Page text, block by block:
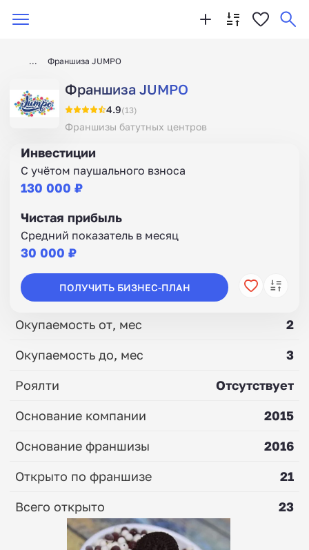
Франшиза JUMPO
Франшиза JUMPO
4.9(13)
Франшизы батутных центров
Инвестиции
С учётом паушального взноса
130 000 ₽
Чистая прибыль
Средний показатель в месяц
30 000 ₽
ПОЛУЧИТЬ БИЗНЕС-ПЛАН
Окупаемость от, мес
2
Окупаемость до, мес
3
Роялти
Отсутствует
Основание компании
2015
Основание франшизы
2016
Открыто по франшизе
21
Всего открыто
23